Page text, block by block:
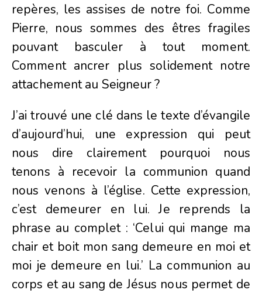
repères, les assises de notre foi. Comme
Pierre, nous sommes des êtres fragiles
pouvant basculer à tout moment.
Comment ancrer plus solidement notre
attachement au Seigneur ?
J’ai trouvé une clé dans le texte d’évangile
d’aujourd’hui, une expression qui peut
nous dire clairement pourquoi nous
tenons à recevoir la communion quand
nous venons à l’église. Cette expression,
c’est demeurer en lui. Je reprends la
phrase au complet : ‘Celui qui mange ma
chair et boit mon sang demeure en moi et
moi je demeure en lui.’ La communion au
corps et au sang de Jésus nous permet de